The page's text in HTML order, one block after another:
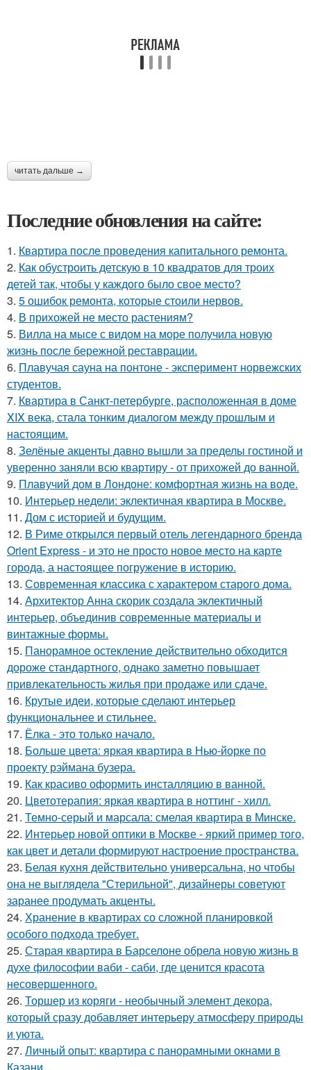
читать дальше →
Последние обновления на сайте:
1. Квартира после проведения капитального ремонта.
2. Как обустроить детскую в 10 квадратов для троих
детей так, чтобы у каждого было свое место?
3. 5 ошибок ремонта, которые стоили нервов.
4. В прихожей не место растениям?
5. Вилла на мысе с видом на море получила новую
жизнь после бережной реставрации.
6. Плавучая сауна на понтоне - эксперимент норвежских
студентов.
7. Квартира в Санкт-петербурге, расположенная в доме
XIX века, стала тонким диалогом между прошлым и
настоящим.
8. Зелёные акценты давно вышли за пределы гостиной и
уверенно заняли всю квартиру - от прихожей до ванной.
9. Плавучий дом в Лондоне: комфортная жизнь на воде.
10. Интерьер недели: эклектичная квартира в Москве.
11. Дом с историей и будущим.
12. В Риме открылся первый отель легендарного бренда
Orient Express - и это не просто новое место на карте
города, а настоящее погружение в историю.
13. Современная классика с характером старого дома.
14. Архитектор Анна скорик создала эклектичный
интерьер, объединив современные материалы и
винтажные формы.
15. Панорамное остекление действительно обходится
дороже стандартного, однако заметно повышает
привлекательность жилья при продаже или сдаче.
16. Крутые идеи, которые сделают интерьер
функциональнее и стильнее.
17. Ёлка - это только начало.
18. Больше цвета: яркая квартира в Нью-йорке по
проекту рэймана бузера.
19. Как красиво оформить инсталляцию в ванной.
20. Цветотерапия: яркая квартира в ноттинг - хилл.
21. Темно-серый и марсала: смелая квартира в Минске.
22. Интерьер новой оптики в Москве - яркий пример того,
как цвет и детали формируют настроение пространства.
23. Белая кухня действительно универсальна, но чтобы
она не выглядела "Стерильной", дизайнеры советуют
заранее продумать акценты.
24. Хранение в квартирах со сложной планировкой
особого подхода требует.
25. Старая квартира в Барселоне обрела новую жизнь в
духе философии ваби - саби, где ценится красота
несовершенного.
26. Торшер из коряги - необычный элемент декора,
который сразу добавляет интерьеру атмосферу природы
и уюта.
27. Личный опыт: квартира с панорамными окнами в
Казани.